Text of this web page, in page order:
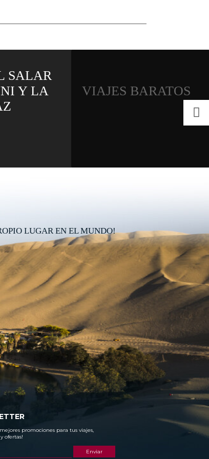
ISLA MARGARITA
TODO INCLUIDO
LUGAR EN EL MUNDO!
promociones para tus viajes,
ofertas!